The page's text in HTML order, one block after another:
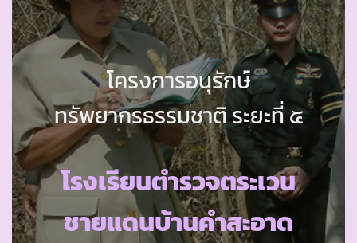
โครงการอนุรักษ์
ทรัพยากรธรรมชาติ ระยะที่ ๕
โรงเรียนตำรวจตระเวน
ชายแดนบ้านคำสะอาด